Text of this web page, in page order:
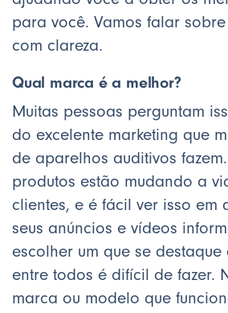
para você. Vamos falar
com clareza.
Qual marca é a melhor?
Muitas pessoas perguntam
do excelente marketing que
de aparelhos auditivos
produtos estão mudando a
clientes, e é fácil ver isso em
seus anúncios e vídeos
escolher um que se
entre todos é difícil de fazer.
marca ou modelo que